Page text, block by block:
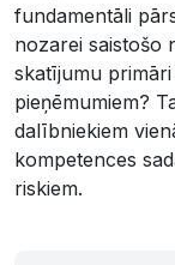
fundamentāli
nozarei saistošo
skatījumu
pieņēmumiem?
dalībniekiem
kompetences
riskiem.